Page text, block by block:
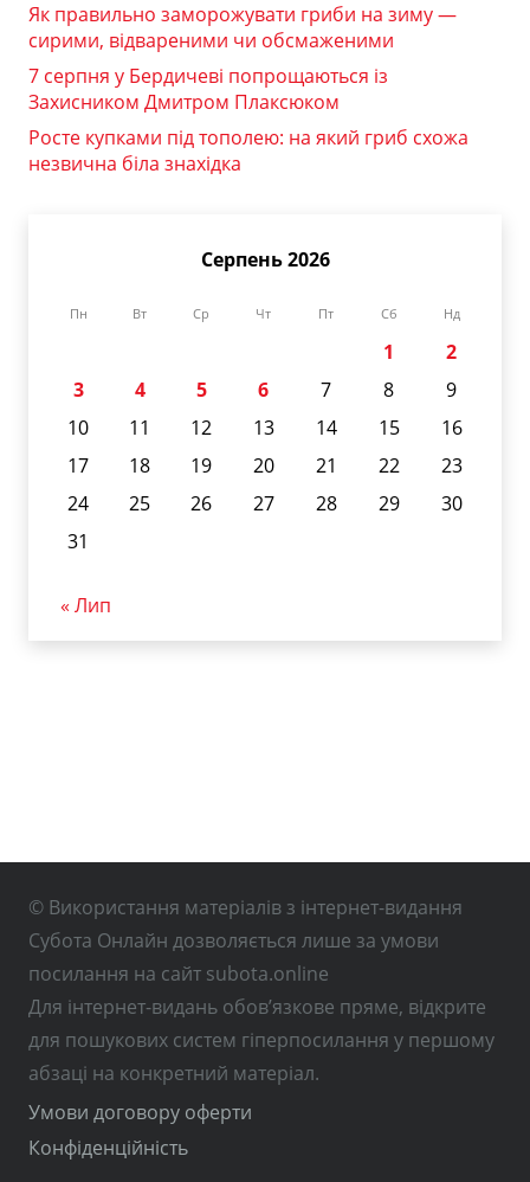
Як правильно заморожувати гриби на зиму —
сирими, відвареними чи обсмаженими
7 серпня у Бердичеві попрощаються із
Захисником Дмитром Плаксюком
Росте купками під тополею: на який гриб схожа
незвична біла знахідка
Серпень 2026
Пн Вт Ср Чт Пт Сб Нд
1
2
3
4 5 6 7 8
9
10
11 12 13 14 15
16
17
18 19 20 21 22
23
24
25 26 27 28 29
30
31
« Лип
© Використання матеріалів з інтернет-видання
Субота Онлайн дозволяється лише за умови
посилання на сайт subota.online
Для інтернет-видань обов’язкове пряме, відкрите
для пошукових систем гіперпосилання у першому
абзаці на конкретний матеріал.
Умови договору оферти
Конфіденційність